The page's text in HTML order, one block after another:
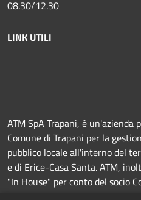
08.30/12.30
LINK UTILI
ATM SpA Trapani, è un'azienda
Comune di Trapani per la
pubblico locale all'interno del
e di Erice-Casa Santa. ATM,
"In House" per conto del socio